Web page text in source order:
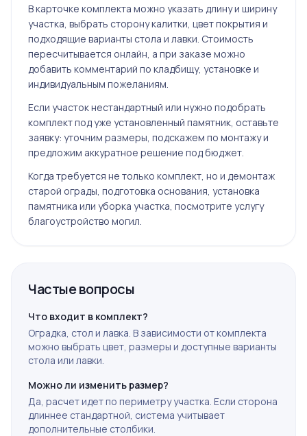
В карточке комплекта можно указать длину и ширину
участка, выбрать сторону калитки, цвет покрытия и
подходящие варианты стола и лавки. Стоимость
пересчитывается онлайн, а при заказе можно
добавить комментарий по кладбищу, установке и
индивидуальным пожеланиям.
Если участок нестандартный или нужно подобрать
комплект под уже установленный памятник, оставьте
заявку: уточним размеры, подскажем по монтажу и
предложим аккуратное решение под бюджет.
Когда требуется не только комплект, но и демонтаж
старой ограды, подготовка основания, установка
памятника или уборка участка, посмотрите услугу
благоустройство могил.
Частые вопросы
Что входит в комплект?
Оградка, стол и лавка. В зависимости от комплекта
можно выбрать цвет, размеры и доступные варианты
стола или лавки.
Можно ли изменить размер?
Да, расчет идет по периметру участка. Если сторона
длиннее стандартной, система учитывает
дополнительные столбики.